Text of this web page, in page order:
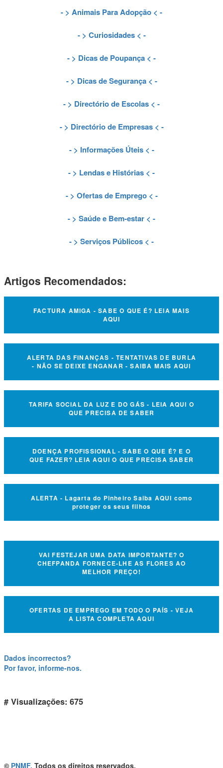
- > Animais Para Adopção < -
- > Curiosidades< -
- > Dicas de Poupança < -
- > Dicas de Segurança< -
- > Directório de Escolas < -
- > Directório de Empresas< -
- > Informações Úteis< -
- > Lendas e Histórias < -
- > Ofertas de Emprego< -
- > Saúde e Bem-estar < -
- > Serviços Públicos < -
Artigos Recomendados:
FACTURA AMIGA - SABE O QUE É? LEIA MAIS
AQUI
ALERTA DAS FINANÇAS - TENTATIVAS DE BURLA
- NÃO SE DEIXE ENGANAR - SAIBA MAIS AQUI
TARIFA SOCIAL DA LUZ E DO GÁS - LEIA AQUI O
QUE PRECISA DE SABER
DOENÇA PROFISSIONAL - SABE O QUE É? E O
QUE FAZER? LEIA AQUI O QUE PRECISA SABER
ALERTA - Lagarta do Pinheiro Saiba AQUI como
proteger os seus filhos
VAI FESTEJAR UMA DATA IMPORTANTE? O
CHEFPANDA FORNECE-LHE AS FLORES AO
MELHOR PREÇO!
OFERTAS DE EMPREGO EM TODO O PAÍS - VEJA
A LISTA COMPLETA AQUI
Dados incorrectos?
Por favor, informe-nos.
# Visualizações: 675
© PNMF. Todos os direitos reservados.